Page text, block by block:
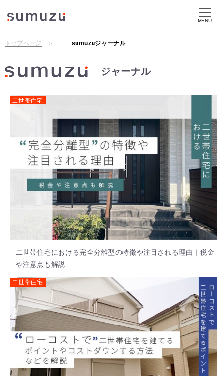
MENU
トップページ sumuzuジャーナル
ジャーナル
二世帯住宅
二世帯住宅における完全分離型の特徴や注目される理由｜税金
や注意点も解説
二世帯住宅